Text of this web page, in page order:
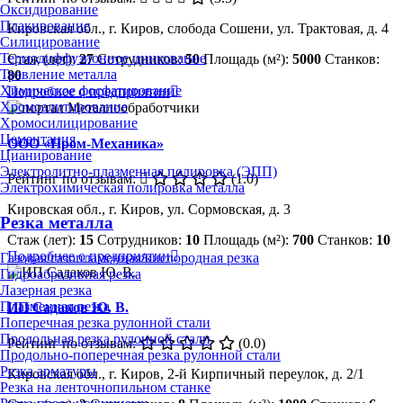
Оксидирование
Плакирование
Силицирование
Термодиффузионное цинкование
Травление металла
Химическое фосфатирование
Хромоалитирование
Хромосилицирование
Цементация
Цианирование
Электролитно-плазменная полировка (ЭПП)
Электрохимическая полировка металла
Резка металла
Газовая/газопламенная/кислородная резка
Гидроабразивная резка
Лазерная резка
Плазменная резка
Поперечная резка рулонной стали
Продольная резка рулонной стали
Продольно-поперечная резка рулонной стали
Резка арматуры
Резка на ленточнопильном станке
Кировская обл., г. Киров, слобода Сошени, ул. Трактовая, д. 4
Стаж (лет):27 Сотрудников:50 Площадь (м²): 5000 Станков:
80
Подробнее о предприятии
ООО «Пром-Механика»
Рейтинг по отзывам:
(1.0)
Кировская обл., г. Киров, ул. Сормовская, д. 3
Стаж (лет): 15 Сотрудников: 10 Площадь (м²): 700 Станков: 10
Подробнее о предприятии
ИП Садаков Ю. В.
Рейтинг по отзывам:
(0.0)
Кировская обл., г. Киров, 2-й Кирпичный переулок, д. 2/1